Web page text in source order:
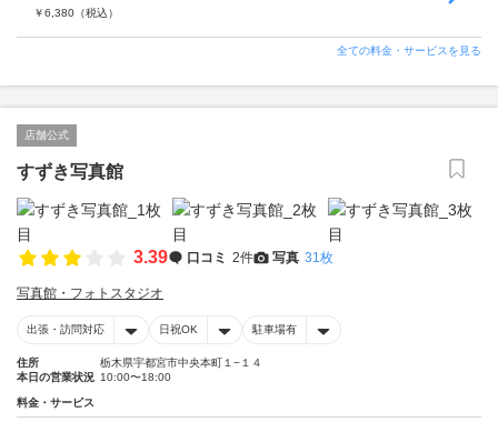
￥6,380 （税込）
全ての料金・サービスを見る
店舗公式
すずき写真館
3.39 口コミ 2件 写真 31枚
写真館・フォトスタジオ
出張・訪問対応 日祝OK 駐車場有
住所
栃木県宇都宮市中央本町１−１４
本日の営業状況 10:00〜18:00
料金・サービス